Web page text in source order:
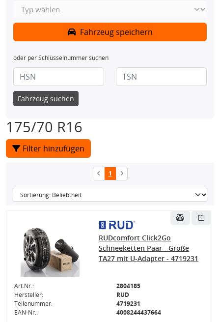
Fahrzeug speichern
oder per Schlüsselnummer suchen
Fahrzeug suchen
175/70 R16
Filter hinzufügen
1
RUDcomfort Click2Go
Schneeketten Paar - Größe
TA27 mit U-Adapter - 4719231
Art.Nr.:
2804185
Hersteller:
RUD
Teilenummer:
4719231
EAN-Nr.:
4008244437664